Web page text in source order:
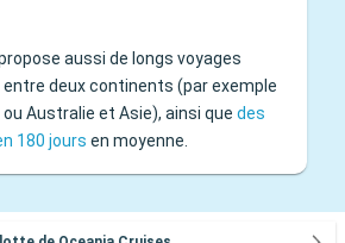
aussi de longs voyages
deux continents (par exemple
Australie et Asie), ainsi que des
180 jours en moyenne.